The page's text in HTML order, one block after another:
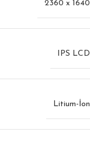
2360 x 1640
IPS LCD
Litium-İon